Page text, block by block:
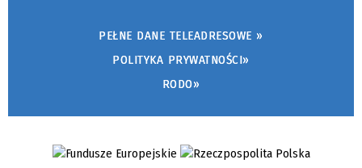
PEŁNE DANE TELEADRESOWE »
POLITYKA PRYWATNOŚCI»
RODO»